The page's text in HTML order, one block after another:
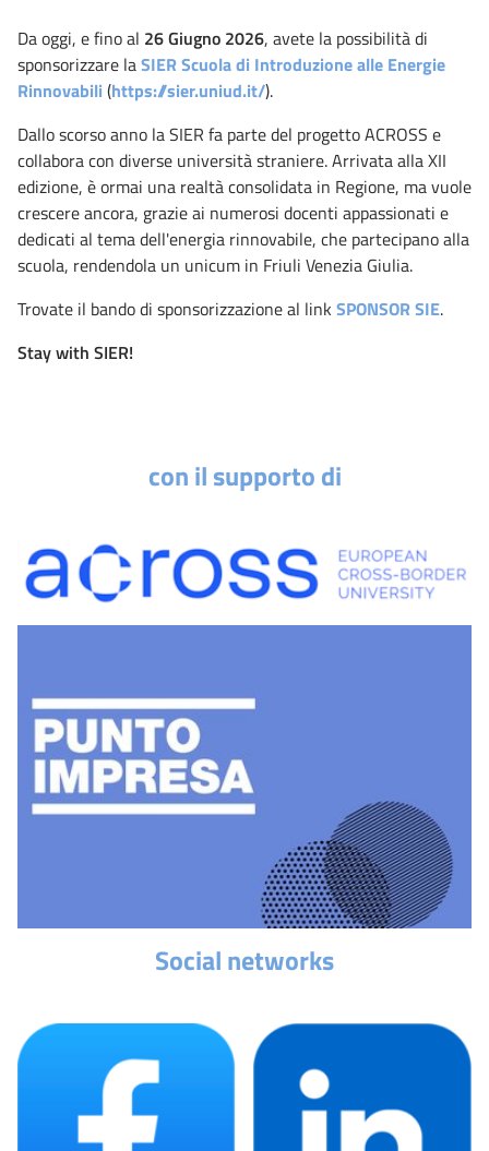
Da oggi, e fino al 26 Giugno 2026, avete la possibilità di
sponsorizzare laSIER Scuola di Introduzione alle Energie
Rinnovabili (https://sier.uniud.it/).
Dallo scorso anno la SIER fa parte del progetto ACROSS e
collabora con diverse università straniere. Arrivata alla XII
edizione, è ormai una realtà consolidata in Regione, ma vuole
crescere ancora, grazie ai numerosi docenti appassionati e
dedicati al tema dell'energia rinnovabile, che partecipano alla
scuola, rendendola un unicum in Friuli Venezia Giulia.
Trovate il bando di sponsorizzazione al link SPONSOR SIE.
Stay with SIER!
con il supporto di
Social networks